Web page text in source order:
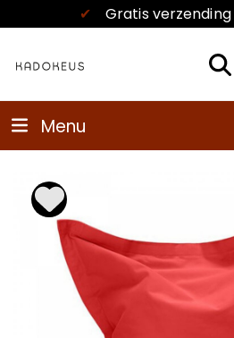
✔ Gratis verzending
Menu